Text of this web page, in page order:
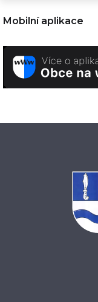
Mobilní aplikace